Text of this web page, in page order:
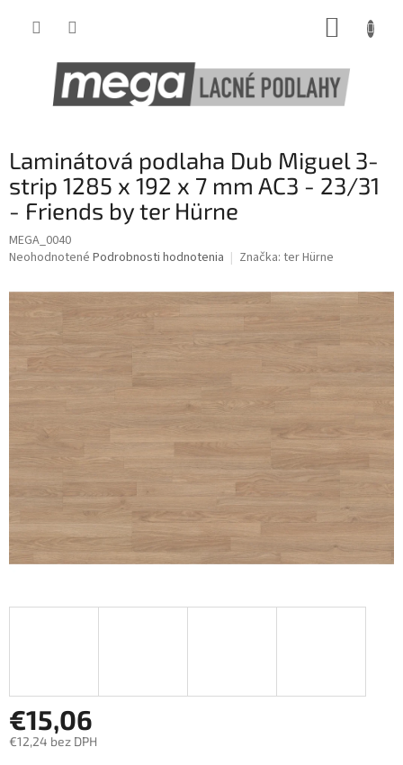
Laminátová podlaha Dub Miguel 3-
strip 1285 x 192 x 7 mm AC3 - 23/31
- Friends by ter Hürne
MEGA_0040
Priemerné
produktu
je
hviezdičiek.
Neohodnotené Podrobnosti hodnotenia Značka: ter Hürne
€15,06
€12,24 bez DPH